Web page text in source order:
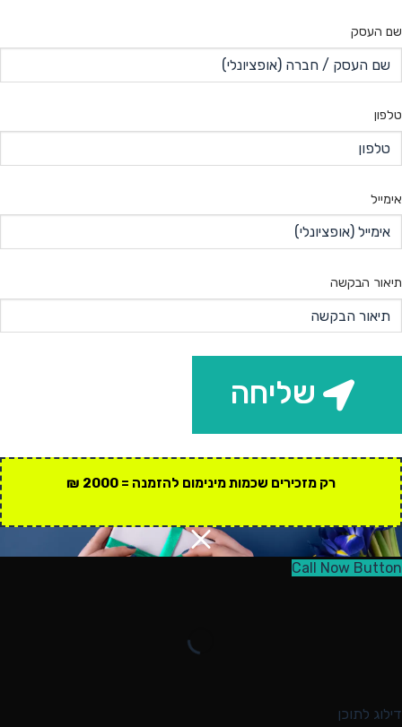
שם העסק
טלפון
אימייל
תיאור הבקשה
שליחה
רק מזכירים שכמות מינימום להזמנה = 2000 ₪
Call Now Button
דילוג לתוכן